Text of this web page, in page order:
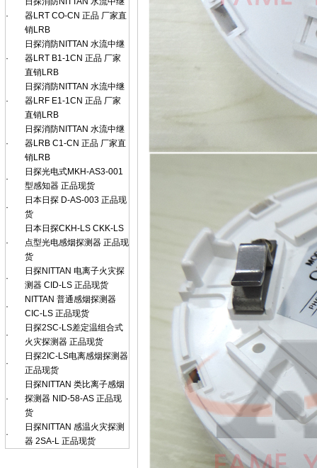
·
器LRT CO-CN 正品 厂家直
销LRB
·
日探消防NITTAN 水流中继
器LRT B1-1CN 正品 厂家
直销LRB
·
日探消防NITTAN 水流中继
器LRF E1-1CN 正品 厂家
直销LRB
·
日探消防NITTAN 水流中继
器LRB C1-CN 正品 厂家直
销LRB
·
日探光电式MKH-AS3-001
型感知器 正品现货
·
日本日探 D-AS-003 正品现
货
·
日本日探CKH-LS CKK-LS
点型光电感烟探测器 正品现
货
·
日探NITTAN 电离子火灾探
测器 CID-LS 正品现货
·
NITTAN 普通感烟探测器
CIC-LS 正品现货
·
日探2SC-LS差定温组合式
火灾探测器 正品现货
·
日探2IC-LS电离感烟探测器
正品现货
·
日探NITTAN 类比离子感烟
探测器 NID-58-AS 正品现
货
·
日探NITTAN 感温火灾探测
器 2SA-L 正品现货